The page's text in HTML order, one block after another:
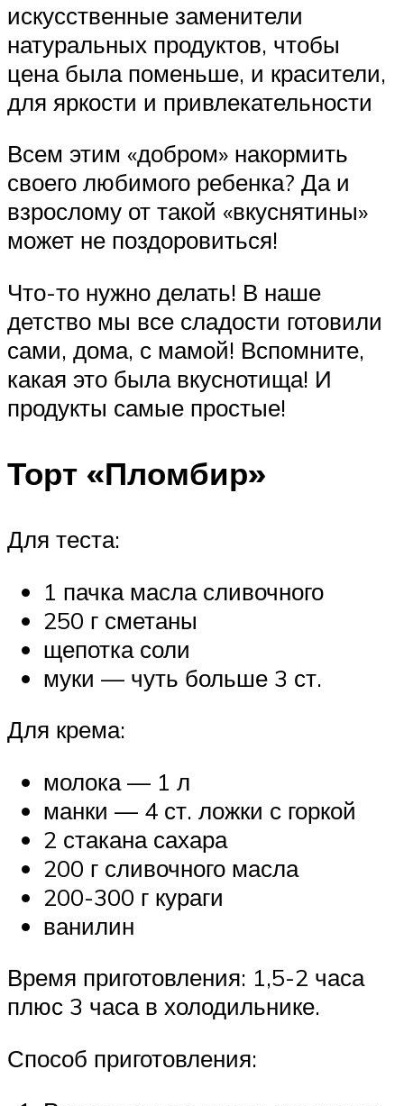
искусственные заменители
натуральных продуктов, чтобы
цена была поменьше, и красители,
для яркости и привлекательности
Всем этим «добром» накормить
своего любимого ребенка? Да и
взрослому от такой «вкуснятины»
может не поздоровиться!
Что-то нужно делать! В наше
детство мы все сладости готовили
сами, дома, с мамой! Вспомните,
какая это была вкуснотища! И
продукты самые простые!
Торт «Пломбир»
Для теста:
1 пачка масла сливочного
250 г сметаны
щепотка соли
муки — чуть больше 3 ст.
Для крема:
молока — 1 л
манки — 4 ст. ложки с горкой
2 стакана сахара
200 г сливочного масла
200-300 г кураги
ванилин
Время приготовления: 1,5-2 часа
плюс 3 часа в холодильнике.
Способ приготовления: